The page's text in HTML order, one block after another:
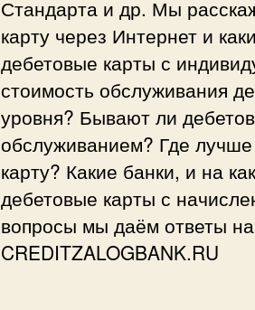
Стандарта и др. Мы
карту через Интернет и
дебетовые карты с
стоимость обслуживания
уровня? Бывают ли
обслуживанием? Где
карту? Какие банки, и на
дебетовые карты с
вопросы мы даём ответы
CREDITZALOGBANK.RU